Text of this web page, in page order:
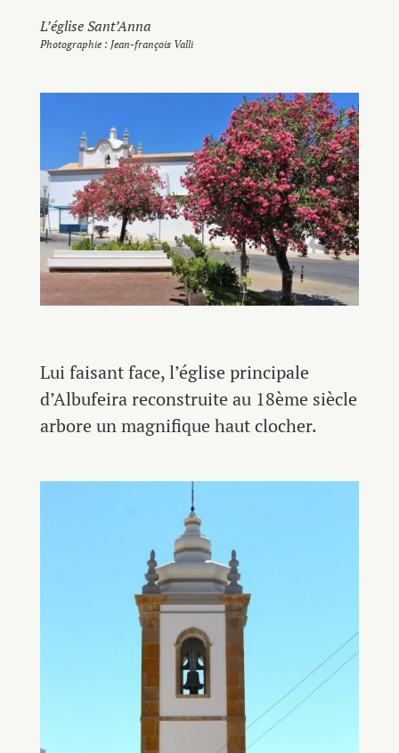
L’église Sant’Anna
Photographie : Jean-françois Valli
Lui faisant face, l’église principale
d’Albufeira reconstruite au 18ème siècle
arbore un magnifique haut clocher.